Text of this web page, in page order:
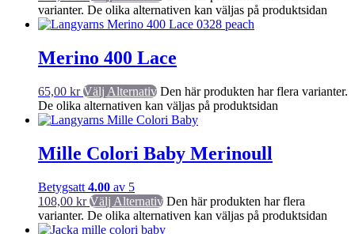
varianter. De olika alternativen kan väljas på produktsidan
Merino 400 Lace
65,00 kr Välj Alternativ Den här produkten har flera varianter.
De olika alternativen kan väljas på produktsidan
Mille Colori Baby Merinoull
Betygsatt 4.00 av 5
108,00 kr Välj Alternativ Den här produkten har flera
varianter. De olika alternativen kan väljas på produktsidan